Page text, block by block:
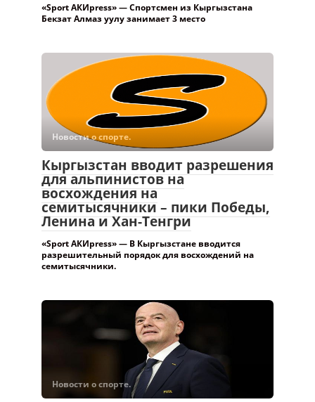
«Sport АКИpress» — Спортсмен из Кыргызстана
Бекзат Алмаз уулу занимает 3 место
Новости о спорте.
Кыргызстан вводит разрешения
для альпинистов на
восхождения на
семитысячники – пики Победы,
Ленина и Хан-Тенгри
«Sport АКИpress» — В Кыргызстане вводится
разрешительный порядок для восхождений на
семитысячники.
Новости о спорте.